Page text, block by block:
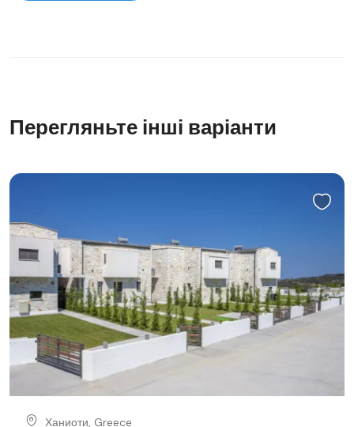
Перегляньте інші варіанти
Ханиоти, Greece